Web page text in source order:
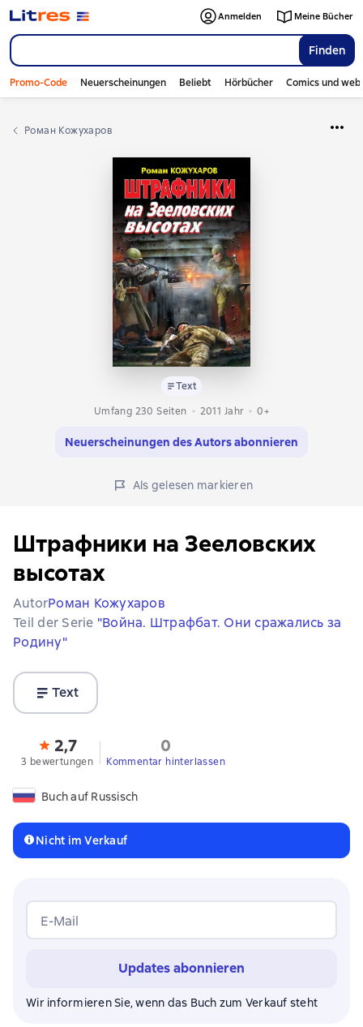
Finden
Anmelden Meine Bücher
Promo-Code Neuerscheinungen Beliebt Hörbücher Comics und
Роман Кожухаров
Text
Umfang 230 Seiten
2011 Jahr 0+
Neuerscheinungen des Autors abonnieren
Als gelesen markieren
Штрафники на Зееловских
высотах
AutorРоман Кожухаров
Teil der Serie "Война. Штрафбат. Они сражались за
Родину"
Text
2,7
3 bewertungen
0
Kommentar hinterlassen
Buch auf Russisch
Nicht im Verkauf
E-Mail
Updates abonnieren
Wir informieren Sie, wenn das Buch zum Verkauf steht